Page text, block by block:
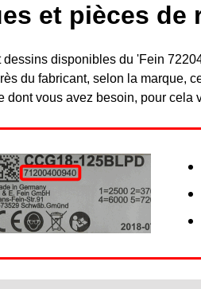
et pièces de
disponibles du 'Fein
du fabricant, selon la marque,
dont vous avez besoin, pour